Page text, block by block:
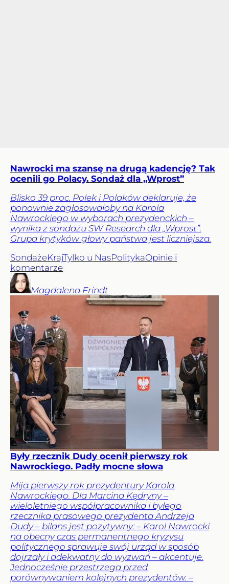
Nawrocki ma szansę na drugą kadencję? Tak
ocenili go Polacy. Sondaż dla „Wprost”
Blisko 39 proc. Polek i Polaków deklaruje, że
ponownie zagłosowałoby na Karola
Nawrockiego w wyborach prezydenckich –
wynika z sondażu SW Research dla „Wprost”.
Grupa krytyków głowy państwa jest liczniejsza.
SondażeKrajTylko u NasPolitykaOpinie i
komentarze
Magdalena Frindt
Były rzecznik Dudy ocenił pierwszy rok
Nawrockiego. Padły mocne słowa
Mija pierwszy rok prezydentury Karola
Nawrockiego. Dla Marcina Kędryny –
wieloletniego współpracownika i byłego
rzecznika prasowego prezydenta Andrzeja
Dudy – bilans jest pozytywny: – Karol Nawrocki
na obecny czas permanentnego kryzysu
politycznego sprawuje swój urząd w sposób
dojrzały i adekwatny do wyzwań – akcentuje.
Jednocześnie przestrzega przed
porównywaniem kolejnych prezydentów. –